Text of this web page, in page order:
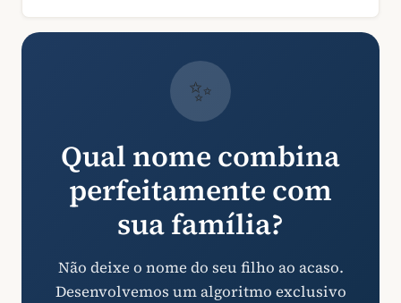
✨
Qual nome combina
perfeitamente com
sua família?
Não deixe o nome do seu filho ao acaso.
Desenvolvemos um algoritmo exclusivo